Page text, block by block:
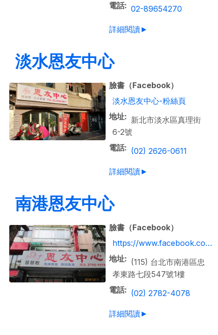
電話
02-89654270
詳細閱讀►
淡水恩友中心
臉書（Facebook）
淡水恩友中心-粉絲頁
地址
新北市淡水區真理街
6-2號
電話
(02) 2626-0611
詳細閱讀►
南港恩友中心
臉書（Facebook）
https://www.facebook.co…
地址
(115) 台北市南港區忠
孝東路七段547號1樓
電話
(02) 2782-4078
詳細閱讀►